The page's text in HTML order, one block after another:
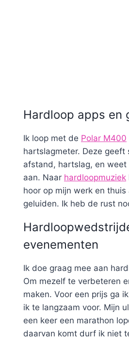
Hardloop apps en
Ik loop met de Polar M400
hartslagmeter. Deze geeft
afstand, hartslag, en
aan. Naar hardloopmuziek
hoor op mijn werk en thuis
geluiden. Ik heb de rust
evenementen
Ik doe graag mee aan
Om mezelf te verbeteren
maken. Voor een prijs ga
ik te langzaam voor. Mijn
een keer een marathon
daarvan komt durf ik niet